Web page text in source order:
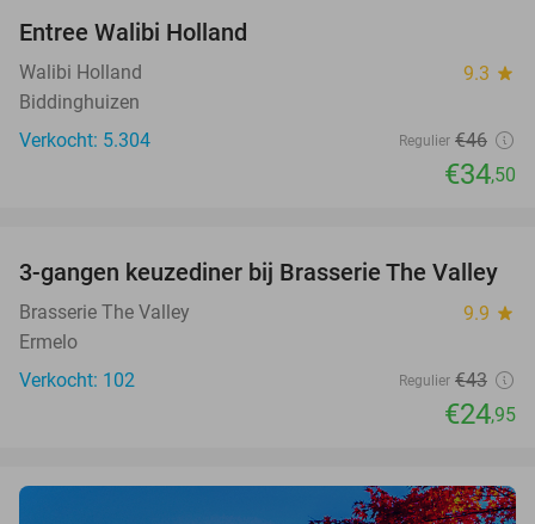
Entree Walibi Holland
Walibi Holland 9.3 star
Biddinghuizen
Verkocht: 5.304
Regulier €46
€34,50
42%
3-gangen keuzediner bij Brasserie The Valley
Brasserie The Valley 9.9 star
Ermelo
Verkocht: 102
Regulier €43
€24,95